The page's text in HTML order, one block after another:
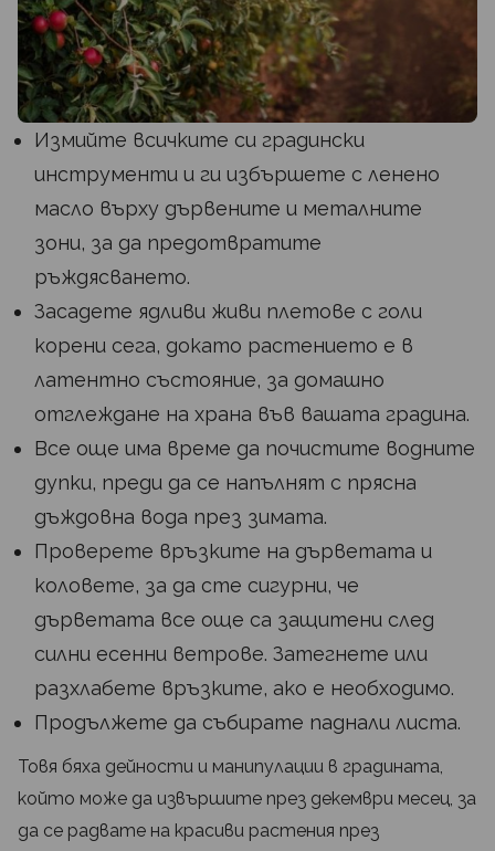
Измийте всичките си градински
инструменти и ги избършете с ленено
масло върху дървените и металните
зони, за да предотвратите
ръждясването.
Засадете ядливи живи плетове с голи
корени сега, докато растението е в
латентно състояние, за домашно
отглеждане на храна във вашата градина.
Все още има време да почистите водните
дупки, преди да се напълнят с прясна
дъждовна вода през зимата.
Проверете връзките на дърветата и
коловете, за да сте сигурни, че
дърветата все още са защитени след
силни есенни ветрове. Затегнете или
разхлабете връзките, ако е необходимо.
Продължете да събирате паднали листа.
Товя бяха дейности и манипулации в градината,
който може да извършите през декември месец, за
да се радвате на красиви растения през